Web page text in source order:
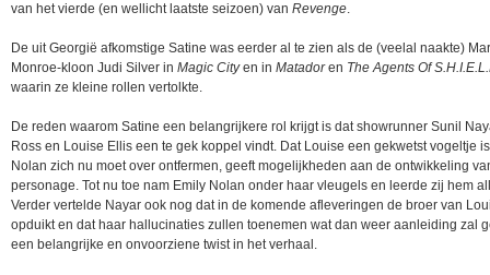
van het vierde (en wellicht laatste seizoen) van Revenge.
De uit Georgië afkomstige Satine was eerder al te zien als de (veelal naakte)
Monroe-kloon Judi Silver in Magic Cityen in Matadoren The Agents Of
waarin ze kleine rollen vertolkte.
De reden waarom Satine een belangrijkere rol krijgt is dat showrunner Sunil
Ross en Louise Ellis een te gek koppel vindt. Dat Louise een gekwetst vogeltje
Nolan zich nu moet over ontfermen, geeft mogelijkheden aan de ontwikkeling
personage. Tot nu toe nam Emily Nolan onder haar vleugels en leerde zij hem
Verder vertelde Nayar ook nog dat in de komende afleveringen de broer van
opduikt en dat haar hallucinaties zullen toenemen wat dan weer aanleiding zal
een belangrijke en onvoorziene twist in het verhaal.